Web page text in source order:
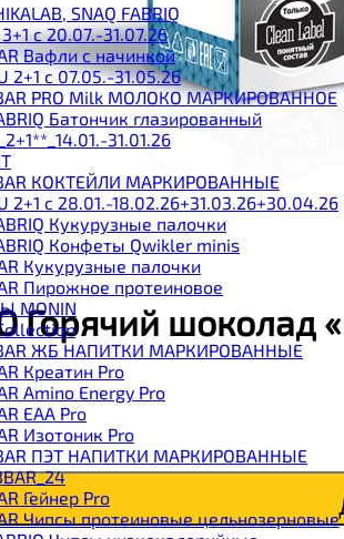
SNAQ FABRIQ
3+1 с 20.07.-31.07.26
Вафли с начинкой
2+1 с 07.05.-31.05.26
PRO Milk МОЛОКО МАРКИРОВАННОЕ
Батончик глазированный
31.01.26
КОКТЕЙЛИ МАРКИРОВАННЫЕ
2+1 с 28.01.-18.02.26+31.03.26+30.04.26
Кукурузные палочки
Конфеты Qwikler minis
Кукурузные палочки
Пирожное протеиновое
MONIN
ЖБ НАПИТКИ МАРКИРОВАННЫЕ
Креатин Pro
Amino Energy Pro
EAA Pro
Изотоник Pro
ПЭТ НАПИТКИ МАРКИРОВАННЫЕ
Гейнер Pro
Чипсы протеиновые цельнозерновые
Горячий